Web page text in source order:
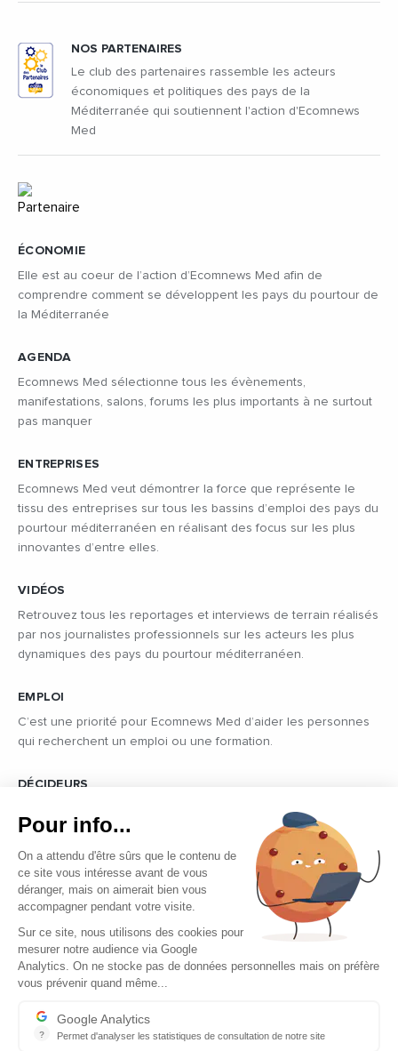
ÉCONOMIE
Elle est au coeur de l’action d’Ecomnews Med afin de
comprendre comment se développent les pays du pourtour de
la Méditerranée
AGENDA
Ecomnews Med sélectionne tous les évènements,
manifestations, salons, forums les plus importants à ne surtout
pas manquer
ENTREPRISES
Ecomnews Med veut démontrer la force que représente le
tissu des entreprises sur tous les bassins d’emploi des pays du
pourtour méditerranéen en réalisant des focus sur les plus
innovantes d’entre elles.
VIDÉOS
Retrouvez tous les reportages et interviews de terrain réalisés
par nos journalistes professionnels sur les acteurs les plus
dynamiques des pays du pourtour méditerranéen.
EMPLOI
C’est une priorité pour Ecomnews Med d’aider les personnes
qui recherchent un emploi ou une formation.
DÉCIDEURS
politique des pays du pourtour de la Méditerranée.
NOS PARTENAIRES
Le club des partenaires rassemble les acteurs
économiques et politiques des pays de la
Méditerranée qui soutiennent l'action d'Ecomnews
Med
Copyright © 2026 - Tous droits réservés
Qui sommes-nous ?
Contact
Mentions légales
Pour info...
On a attendu d'être sûrs que le contenu de
ce site vous intéresse avant de vous
déranger, mais on aimerait bien vous
accompagner pendant votre visite.
Sur ce site, nous utilisons des cookies pour
mesurer notre audience via Google
Analytics. On ne stocke pas de données personnelles mais on préfère
vous prévenir quand même...
?
Google Analytics
Permet d'analyser les statistiques de consultation de notre site